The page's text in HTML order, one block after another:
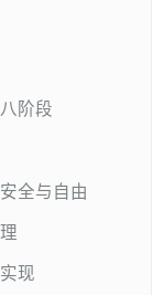
阶段
全与自由
现